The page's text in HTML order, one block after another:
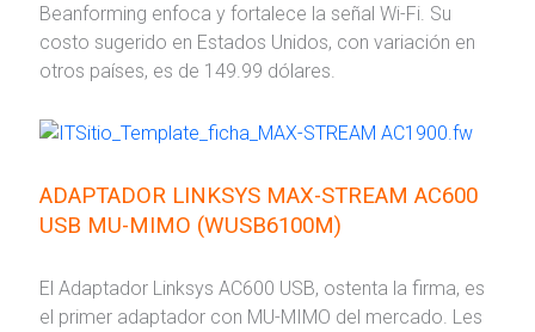
Beanforming enfoca y fortalece la señal Wi-Fi. Su
costo sugerido en Estados Unidos, con variación en
otros países, es de 149.99 dólares.
ADAPTADOR LINKSYS MAX-STREAM AC600
USB MU-MIMO (WUSB6100M)
El Adaptador Linksys AC600 USB, ostenta la firma, es
el primer adaptador con MU-MIMO del mercado. Les